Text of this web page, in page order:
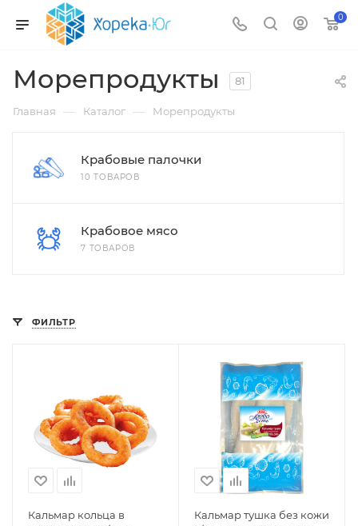
0
Морепродукты 81
Главная — Каталог — Морепродукты
Крабовые палочки
10 ТОВАРОВ
Крабовое мясо
7 ТОВАРОВ
ФИЛЬТР
Кальмар кольца в
Кальмар тушка без кожи